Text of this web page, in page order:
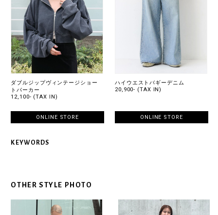
ダブルジップヴィンテージショー
トパーカー
12,100- (TAX IN)
ONLINE STORE
ハイウエストバギーデニム
20,900- (TAX IN)
ONLINE STORE
KEYWORDS
OTHER STYLE PHOTO